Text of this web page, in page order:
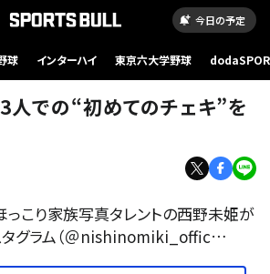
今日の予定
球 インターハイ 東京六大学野球
人での“初めてのチェキ”を
っこり家族写真タレントの西野未姫が
タグラム（＠nishinomiki_offic…